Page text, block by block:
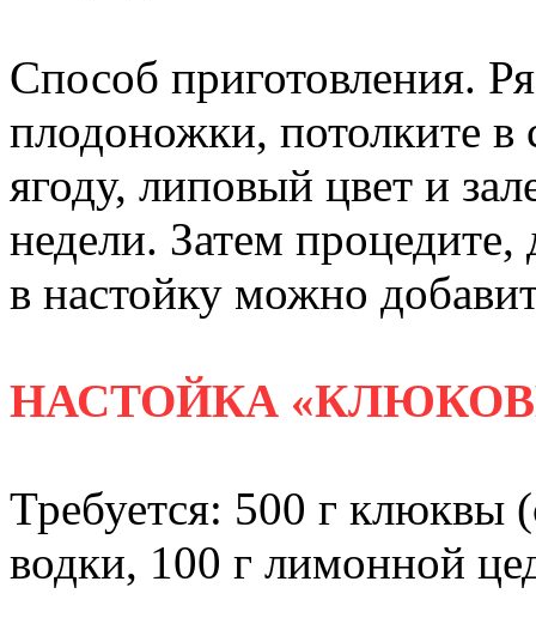
Способ приготовления.
плодоножки, потолките
ягоду, липовый цвет и
недели. Затем
в настойку можно
НАСТОЙКА
Требуется: 500 г клюквы
водки, 100 г лимонной